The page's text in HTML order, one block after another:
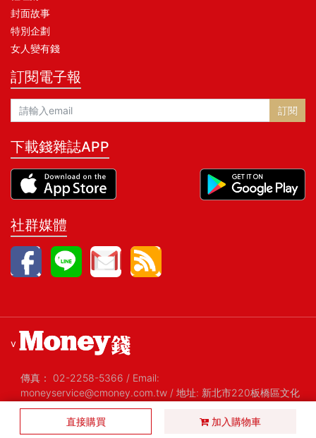
直接購買 加入購物車
封面故事
特別企劃
女人變有錢
訂閱電子報
訂閱
下載錢雜誌APP
社群媒體
v
傳真： 02-2258-5366 / Email:
moneyservice@cmoney.com.tw / 地址: 新北市220板橋區文化
路一段268號20樓之2/統編: 52420159
Copyright@2026 金尉股份有限公司 All Rights Reserved 版權